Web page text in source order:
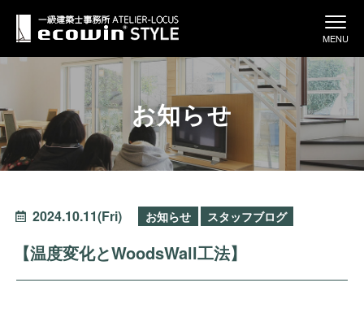
MENU
お知らせ
2024.10.11(Fri) お知らせ スタッフブログ
【温度変化とWoodsWall工法】